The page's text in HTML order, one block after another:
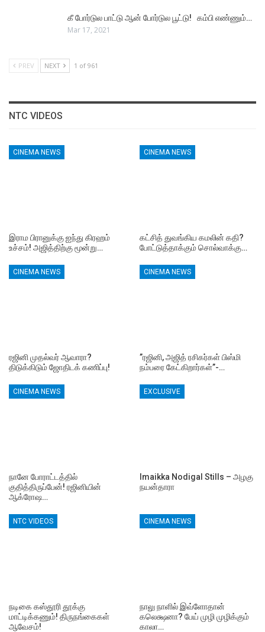
கீ போர்டுல பாட்டு ஆன் போர்டுல பூட்டு! கம்பி எண்ணும்…
Mar 17, 2021
PREV NEXT 1 of 961
NTC VIDEOS
CINEMA NEWS
இராம பிரானுக்கு ஐந்து கிரஹம்
உச்சம்! அஜித்திற்கு மூன்று…
CINEMA NEWS
கட்சித் துவங்கிய கமலின் கதி?
போட்டுத்தாக்கும் சொல்வாக்கு…
CINEMA NEWS
ரஜினி முதல்வர் ஆவாரா?
திடுக்கிடும் ஜோதிடக் கணிப்பு!
CINEMA NEWS
”ரஜினி, அஜித் ரசிகர்கள் பிஸ்மி
நம்பரை கேட்கிறார்கள்”-…
CINEMA NEWS
நானே போராட்டத்தில்
குதித்திருப்பேன்! ரஜினியின்
ஆக்ரோஷ…
EXCLUSIVE
Imaikka Nodigal Stills – அழகு
நயன்தாரா
NTC VIDEOS
நடிகை கஸ்தூரி தூக்கு
மாட்டிக்கணும்! திருநங்கைகள்
ஆவேசம்!
CINEMA NEWS
நாலு நாளில் இவ்ளோதான்
கலெக்ஷனா? பேய் முழி முழிக்கும்
காலா…